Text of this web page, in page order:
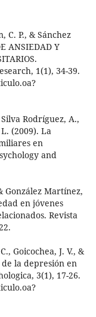
C. P., & Sánchez
ANSIEDAD Y
1(1), 34-39.
Rodríguez, A.,
(2009). La
en
and
González Martínez,
en jóvenes
Revista
Goicochea, J. V., &
la depresión en
3(1), 17-26.